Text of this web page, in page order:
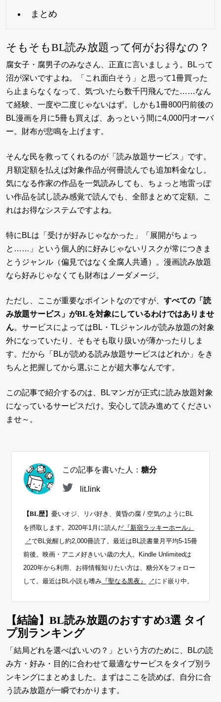
まとめ
そもそもBL読み放題って何がお得なの？
腐女子・腐男子のみなさん、正直に言いましょう。BLって
沼が深いですよね。「これ面白そう」と思って1冊買った
ら止まらなくなって、気づいたら数千円飛んでた……なん
て経験、一度や二度じゃないはず。しかも1冊800円前後の
BL漫画を月に5冊も買えば、あっという間に4,000円オーバ
ー。財布が悲鳴を上げます。
そんな民を救ってくれるのが「読み放題サービス」です。
月額定額を払えば対象作品が何冊読んでも追加料金なし。
気になる作家の作品を一気読みしても、ちょっと地雷っぽ
い作品を試し読み感覚で読んでも、全部まとめて定額。こ
れはお得なシステムですよね。
特にBLは「受けが好みじゃなかった」「展開がちょっ
と……」という個人的に好みじゃないリスクが常につきま
とうジャンル（偏見ではなく全腐人共通）。漫画読み放題
なら好みじゃなくても財布はノーダメージ。
ただし、ここが重要なポイントなのですが、 すべての「読
み放題サービス」がBLを対象にしているわけではありませ
ん。サービスによってはBL・TLジャンルが読み放題の対象
外になっていたり、そもそも取り扱いが薄かったりしま
す。だから「BLが読める読み放題サービスはどれか」をき
ちんと把握してから選ぶことが超大事なんです。
この記事で紹介するのは、BLマンガが正式に読み放題対象
になっているサービスだけ。安心して読み進めてください
ませ～。
この記事を書いた人： 糖分
lit.link
【BL歴】 憂いオジ、リバ好き、黄昏の腐 / 空気のようにBL
を摂取します。2020年1月に読んだ『新宿ラッキーホール』
でBL覚醒し約2,000冊読了。最近はBL読書量月平均5-15冊
前後。映画・アニメ好きいい歳の大人。Kindle Unlimitedは
2020年から利用、お得情報知りたい方は、糖分Xをフォロー
して。最近はBL小説も嗜み『聖なる黒夜』 にド嵌り中。
【結論】BL読み放題のおすすめ3選 タイ
プ別ランキング
「結局どれを選べばいいの？」という方のために、BLの読
み方・好み・目的に合わせて最適なサービスをタイプ別ラ
ンキングにまとめました。まずはここを読めば、自分に合
う読み放題が一瞬でわかります。